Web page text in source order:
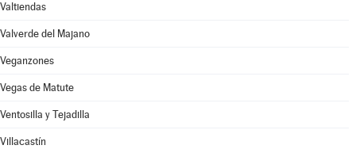
Valtiendas
Valverde del Majano
Veganzones
Vegas de Matute
Ventosilla y Tejadilla
Villacastín